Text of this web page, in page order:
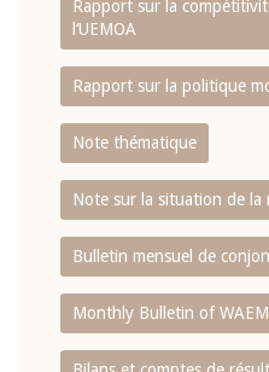
Rapport sur la
l‘UEMOA
Rapport sur la politique
Note thématique
Note sur la situation de la
Bulletin mensuel de
Monthly Bulletin of